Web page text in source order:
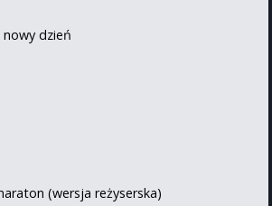
nowy dzień
(wersja reżyserska)